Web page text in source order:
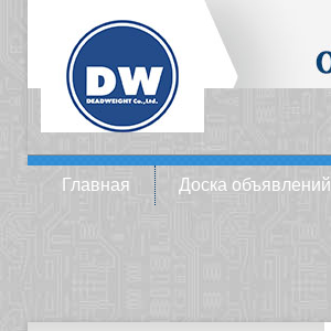
Главная Доска объявлений